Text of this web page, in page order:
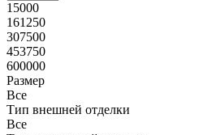
15000
161250
307500
453750
600000
Размер
Все
Тип внешней отделки
Все